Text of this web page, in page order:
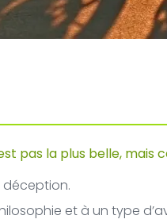
pas la plus belle,
déception.
et à un type